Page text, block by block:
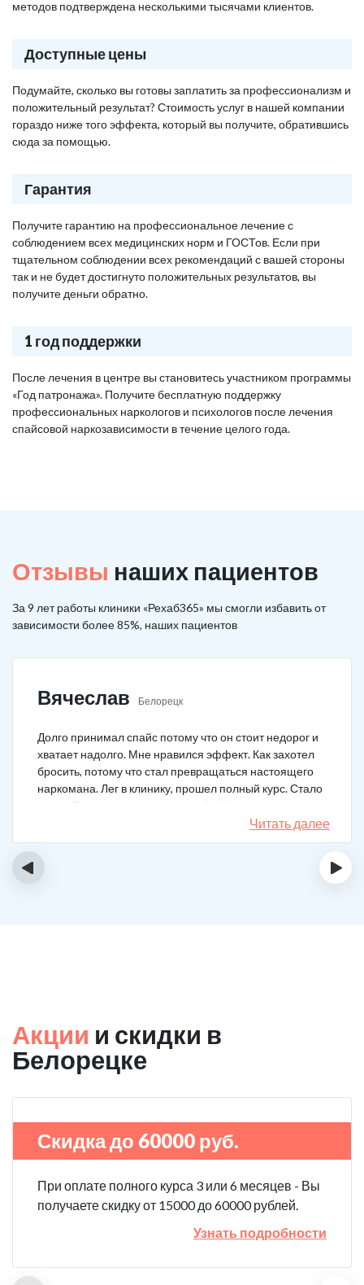
методов подтверждена несколькими тысячами клиентов.
Доступные цены
Подумайте, сколько вы готовы заплатить за профессионализм и
положительный результат? Стоимость услуг в нашей компании
гораздо ниже того эффекта, который вы получите, обратившись
сюда за помощью.
Гарантия
Получите гарантию на профессиональное лечение с
соблюдением всех медицинских норм и ГОСТов. Если при
тщательном соблюдении всех рекомендаций с вашей стороны
так и не будет достигнуто положительных результатов, вы
получите деньги обратно.
1 год поддержки
После лечения в центре вы становитесь участником программы
«Год патронажа». Получите бесплатную поддержку
профессиональных наркологов и психологов после лечения
спайсовой наркозависимости в течение целого года.
Отзывы наших пациентов
За 9 лет работы клиники «Рехаб365» мы смогли избавить от
зависимости более 85%, наших пациентов
Вячеслав Белорецк
Долго принимал спайс потому что он стоит недорог и
хватает надолго. Мне нравился эффект. Как захотел
бросить, потому что стал превращаться настоящего
наркомана. Лег в клинику, прошел полный курс. Стало
легче. Перестало тянуть на спайс. Начал жить заново.
Читать далее
‹ ›
Акции и скидки в
Белорецке
Скидка до 60000 руб.
При оплате полного курса 3 или 6 месяцев - Вы
получаете скидку от 15000 до 60000 рублей.
Узнать подробности